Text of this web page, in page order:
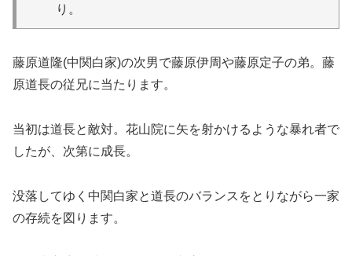
り。
藤原道隆(中関白家)の次男で藤原伊周や藤原定子の弟。藤
原道長の従兄に当たります。
当初は道長と敵対。花山院に矢を射かけるような暴れ者で
したが、次第に成長。
没落してゆく中関白家と道長のバランスをとりながら一家
の存続を図ります。